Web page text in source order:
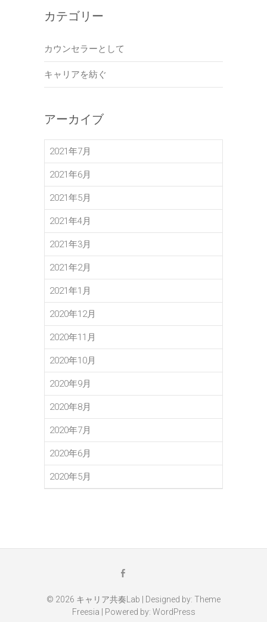
カテゴリー
カウンセラーとして
キャリアを紡ぐ
アーカイブ
2021年7月
2021年6月
2021年5月
2021年4月
2021年3月
2021年2月
2021年1月
2020年12月
2020年11月
2020年10月
2020年9月
2020年8月
2020年7月
2020年6月
2020年5月
ル
© 2026 キャリア共奏Lab | Designed by: Theme
Freesia | Powered by: WordPress